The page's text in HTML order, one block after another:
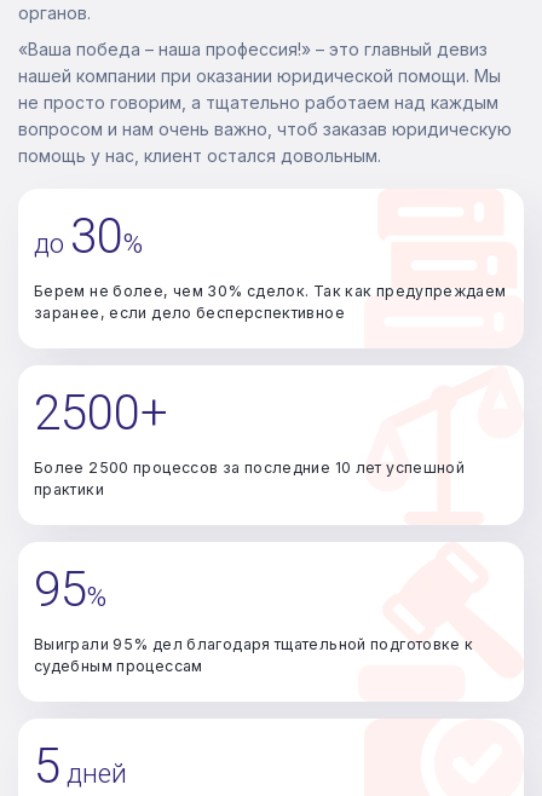
органов.
«Ваша победа – наша профессия!» – это главный девиз
нашей компании при оказании юридической помощи. Мы
не просто говорим, а тщательно работаем над каждым
вопросом и нам очень важно, чтоб заказав юридическую
помощь у нас, клиент остался довольным.
до 30%
Берем не более, чем 30% сделок. Так как предупреждаем
заранее, если дело бесперспективное
2500+
Более 2500 процессов за последние 10 лет успешной
практики
95%
Выиграли 95% дел благодаря тщательной подготовке к
судебным процессам
5 дней